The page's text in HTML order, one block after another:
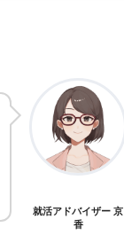
就活アドバイザー 京
香